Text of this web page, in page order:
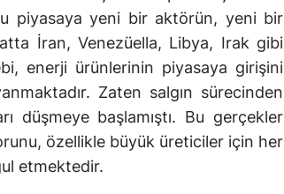
piyasaya yeni bir aktörün, yeni bir
İran, Venezüella, Libya, Irak gibi
enerji ürünlerinin piyasaya girişini
Zaten salgın sürecinden
başlamıştı. Bu gerçekler
özellikle büyük üreticiler için her
etmektedir.